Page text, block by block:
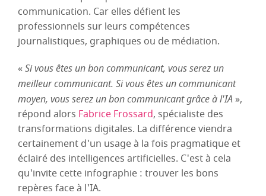
communication. Car elles défient les
professionnels sur leurs compétences
journalistiques, graphiques ou de médiation.
«Si vous êtes un bon communicant, vous serez un
meilleur communicant. Si vous êtes un communicant
moyen, vous serez un bon communicant grâce à l'IA »,
répond alors Fabrice Frossard, spécialiste des
transformations digitales. La différence viendra
certainement d'un usage à la fois pragmatique et
éclairé des intelligences artificielles. C'est à cela
qu'invite cette infographie : trouver les bons
repères face à l'IA.